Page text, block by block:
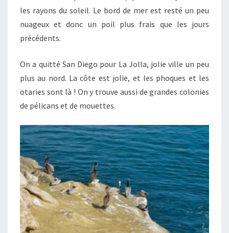
les rayons du soleil. Le bord de mer est resté un peu
nuageux et donc un poil plus frais que les jours
précédents.
On a quitté San Diego pour La Jolla, jolie ville un peu
plus au nord. La côte est jolie, et les phoques et les
otaries sont là ! On y trouve aussi de grandes colonies
de pélicans et de mouettes.